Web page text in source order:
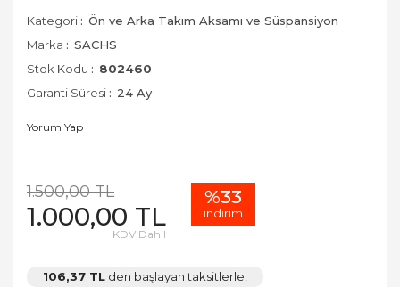
Kategori
Ön ve Arka Takım Aksamı ve Süspansiyon
Marka
SACHS
Stok Kodu
802460
Garanti Süresi
24 Ay
Yorum Yap
1.500,00 TL
1.000,00 TL
KDV Dahil
%33
indirim
106,37 TL den başlayan taksitlerle!